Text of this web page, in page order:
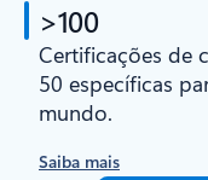
>100
Certificações de
50 específicas
mundo.
Saiba mais